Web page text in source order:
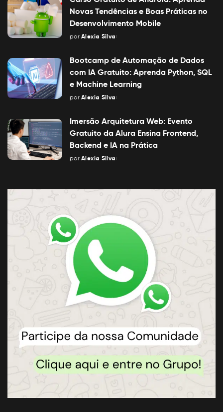
Novas Tendências e Boas Práticas no
Desenvolvimento Mobile
Posted
por Alexia Silva
Bootcamp de Automação de Dados
com IA Gratuito: Aprenda Python, SQL
e Machine Learning
Posted
por Alexia Silva
Imersão Arquitetura Web: Evento
Gratuito da Alura Ensina Frontend,
Backend e IA na Prática
Posted
por Alexia Silva